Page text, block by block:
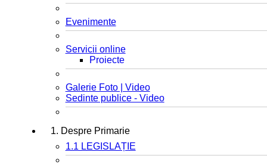
Evenimente
Servicii online
Proiecte
Galerie Foto | Video
Sedinte publice - Video
1. Despre Primarie
1.1 LEGISLAȚIE